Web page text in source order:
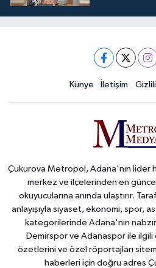
Künye İletişim
Çukurova Metropol, Adana'nın lider
merkez ve ilçelerinden en
okuyucularına anında ulaştırır.
anlayışıyla siyaset, ekonomi, spor,
kategorilerinde Adana'nın
Demirspor ve Adanaspor ile ilgili
özetlerini ve özel röportajları
haberleri için doğru adres